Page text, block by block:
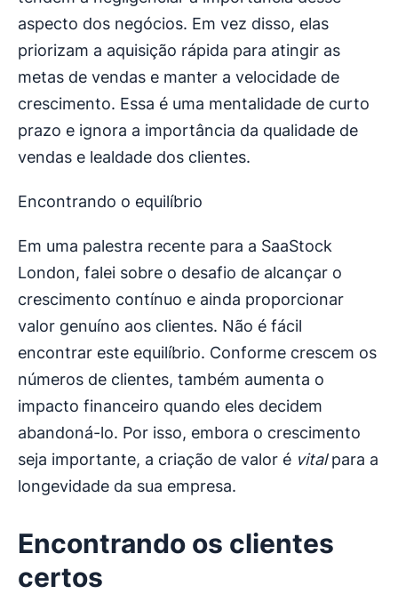
aspecto dos negócios. Em vez disso, elas
priorizam a aquisição rápida para atingir as
metas de vendas e manter a velocidade de
crescimento. Essa é uma mentalidade de curto
prazo e ignora a importância da qualidade de
vendas e lealdade dos clientes.
Encontrando o equilíbrio
Em uma palestra recente para a SaaStock
London, falei sobre o desafio de alcançar o
crescimento contínuo e ainda proporcionar
valor genuíno aos clientes. Não é fácil
encontrar este equilíbrio. Conforme crescem os
números de clientes, também aumenta o
impacto financeiro quando eles decidem
abandoná-lo. Por isso, embora o crescimento
seja importante, a criação de valor é vitalpara a
longevidade da sua empresa.
Encontrando os clientes
certos